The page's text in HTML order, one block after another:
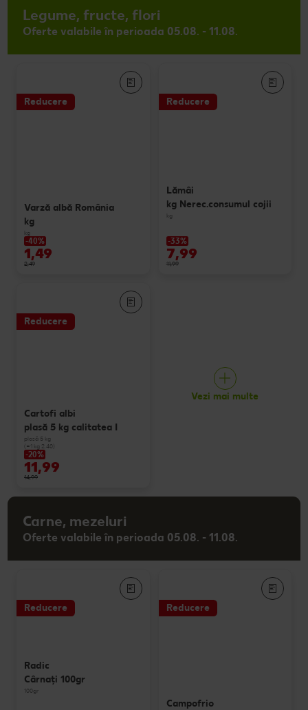
Legume, fructe, flori
Oferte valabile în perioada 05.08. - 11.08.
Reducere
Varză albă România
kg
kg
-40%
1,49
2,49
Reducere
Lămâi
kg Nerec.consumul cojii
kg
-33%
7,99
11,99
Reducere
Cartofi albi
plasă 5 kg calitatea I
plasă 5 kg
(=1 kg 2.40)
-20%
11,99
14,99
Vezi mai multe
Carne, mezeluri
Oferte valabile în perioada 05.08. - 11.08.
Reducere
Radic
Cârnaţi 100gr
100gr
Reducere
Campofrio